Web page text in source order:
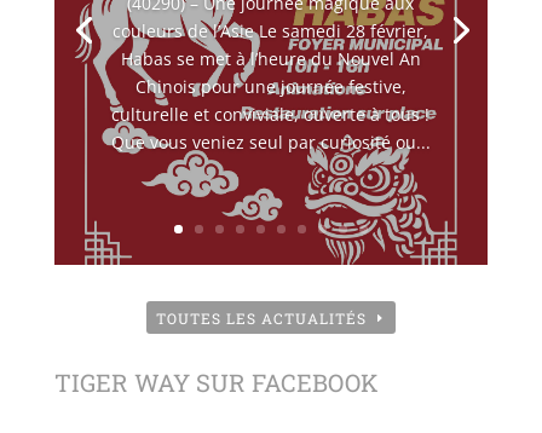
couleurs de l’Asie Le samedi 28 février,
Habas se met à l’heure du Nouvel An
Chinois pour une journée festive,
culturelle et conviviale, ouverte à tous !
Que vous veniez seul par curiosité ou...
TOUTES LES ACTUALITÉS
TIGER WAY SUR FACEBOOK